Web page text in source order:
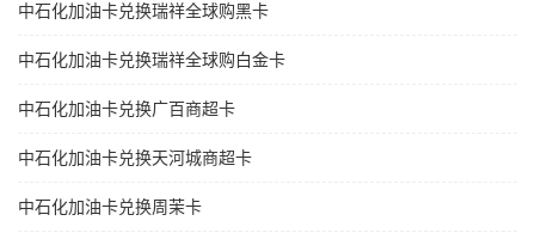
中石化加油卡兑换瑞祥全球购黑卡
中石化加油卡兑换瑞祥全球购白金卡
中石化加油卡兑换广百商超卡
中石化加油卡兑换天河城商超卡
中石化加油卡兑换周茉卡